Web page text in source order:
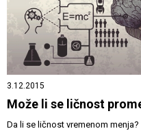
3.12.2015
Može li se ličnost
Da li se ličnost vremenom